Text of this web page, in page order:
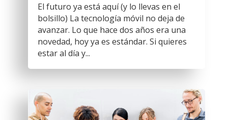
El futuro ya está aquí (y lo llevas en el
bolsillo) La tecnología móvil no deja de
avanzar. Lo que hace dos años era una
novedad, hoy ya es estándar. Si quieres
estar al día y...